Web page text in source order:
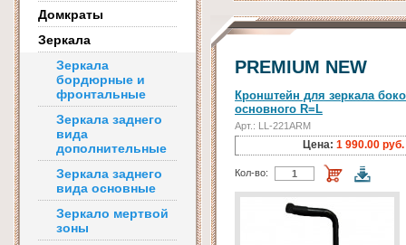
Домкраты
Зеркала
Зеркала
бордюрные и
фронтальные
Зеркала заднего
вида
дополнительные
Зеркала заднего
вида основные
Зеркало мертвой
зоны
PREMIUM NEW
Кронштейн для зеркала
основного R=L
Арт.: LL-221ARM
Цена: 1 990.00 руб.
Кол-во: